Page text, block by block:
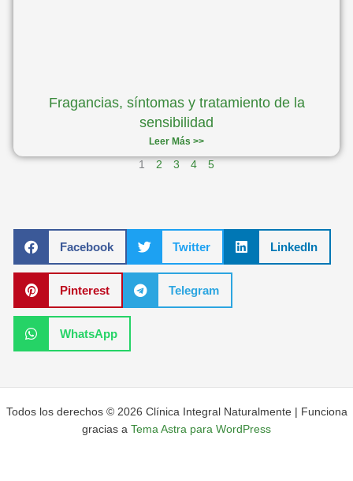
Fragancias, síntomas y tratamiento de la
sensibilidad
Leer Más >>
1 2 3 4 5
Facebook Twitter LinkedIn
Pinterest Telegram
WhatsApp
Todos los derechos © 2026 Clínica Integral Naturalmente | Funciona
gracias a Tema Astra para WordPress